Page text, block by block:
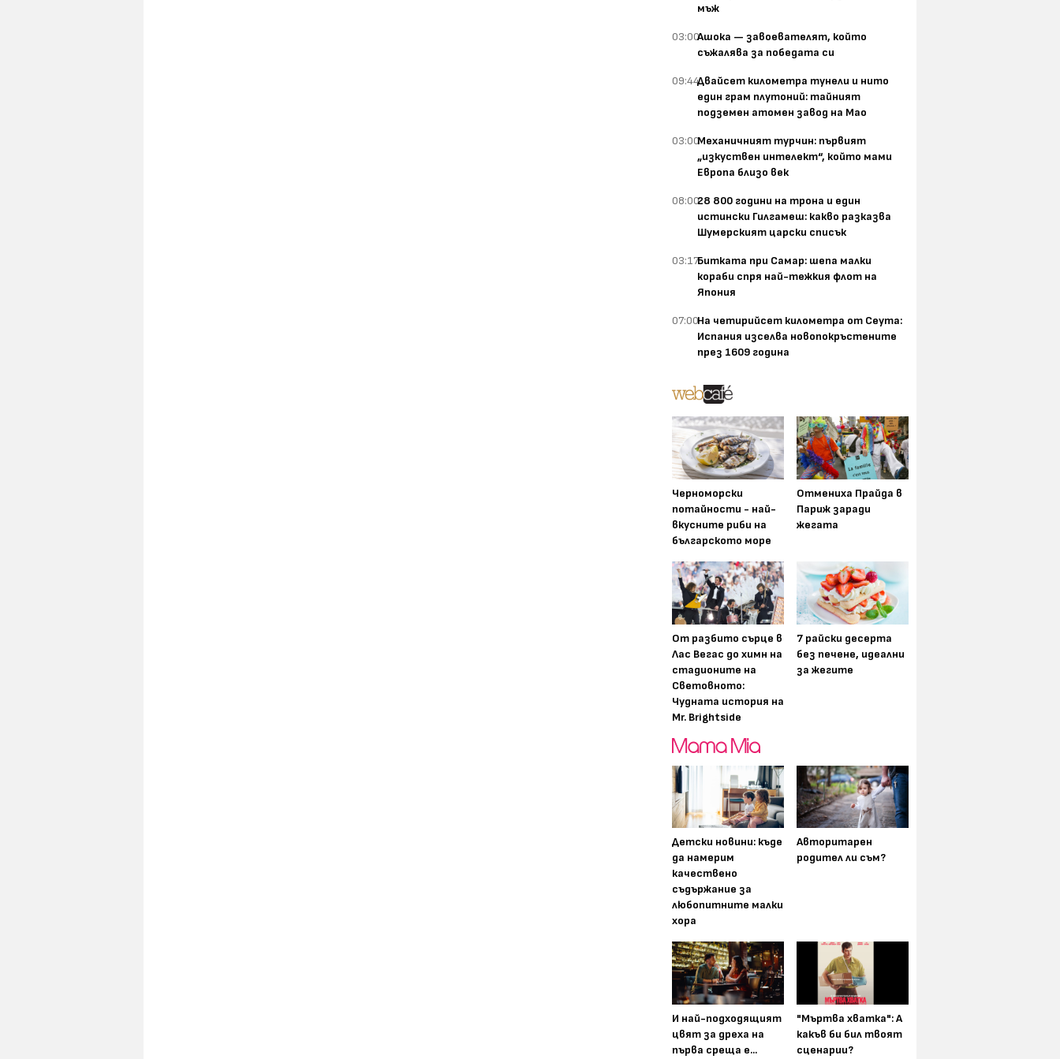
мъж
03:00Ашока — завоевателят, който
съжалява за победата си
09:44Двайсет километра тунели и нито
един грам плутоний: тайният
подземен атомен завод на Мао
03:00Механичният турчин: първият
„изкуствен интелект“, който мами
Европа близо век
08:0028 800 години на трона и един
истински Гилгамеш: какво разказва
Шумерският царски списък
03:17Битката при Самар: шепа малки
кораби спря най-тежкия флот на
Япония
07:00На четирийсет километра от Сеута:
Испания изселва новопокръстените
през 1609 година
Черноморски
потайности - най-
вкусните риби на
българското море
Отмениха Прайда в
Париж заради
жегата
От разбито сърце в
Лас Вегас до химн на
стадионите на
Световното:
Чудната история на
Mr. Brightside
7 райски десерта
без печене, идеални
за жегите
Детски новини: къде
да намерим
качествено
съдържание за
любопитните малки
хора
Авторитарен
родител ли съм?
И най-подходящият
цвят за дреха на
първа среща е...
"Мъртва хватка": А
какъв би бил твоят
сценарии?